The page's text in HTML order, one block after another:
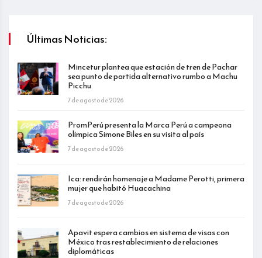
Últimas Noticias:
Mincetur plantea que estación de tren de Pachar
sea punto de partida alternativo rumbo a Machu
Picchu
7 de agosto de 2026
PromPerú presenta la Marca Perú a campeona
olímpica Simone Biles en su visita al país
7 de agosto de 2026
Ica: rendirán homenaje a Madame Perotti, primera
mujer que habitó Huacachina
7 de agosto de 2026
Apavit espera cambios en sistema de visas con
México tras restablecimiento de relaciones
diplomáticas